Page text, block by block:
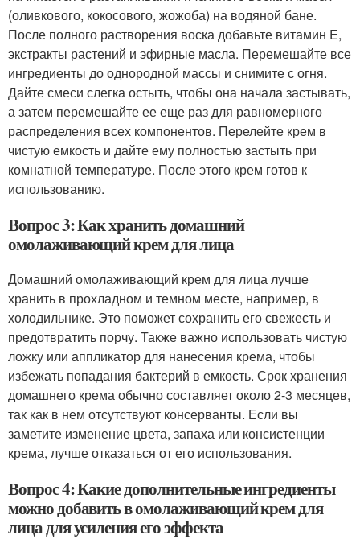
(оливкового, кокосового, жожоба) на водяной бане.
После полного растворения воска добавьте витамин E,
экстракты растений и эфирные масла. Перемешайте все
ингредиенты до однородной массы и снимите с огня.
Дайте смеси слегка остыть, чтобы она начала застывать,
а затем перемешайте ее еще раз для равномерного
распределения всех компонентов. Перелейте крем в
чистую емкость и дайте ему полностью застыть при
комнатной температуре. После этого крем готов к
использованию.
Вопрос 3: Как хранить домашний
омолаживающий крем для лица
Домашний омолаживающий крем для лица лучше
хранить в прохладном и темном месте, например, в
холодильнике. Это поможет сохранить его свежесть и
предотвратить порчу. Также важно использовать чистую
ложку или аппликатор для нанесения крема, чтобы
избежать попадания бактерий в емкость. Срок хранения
домашнего крема обычно составляет около 2-3 месяцев,
так как в нем отсутствуют консерванты. Если вы
заметите изменение цвета, запаха или консистенции
крема, лучше отказаться от его использования.
Вопрос 4: Какие дополнительные ингредиенты
можно добавить в омолаживающий крем для
лица для усиления его эффекта